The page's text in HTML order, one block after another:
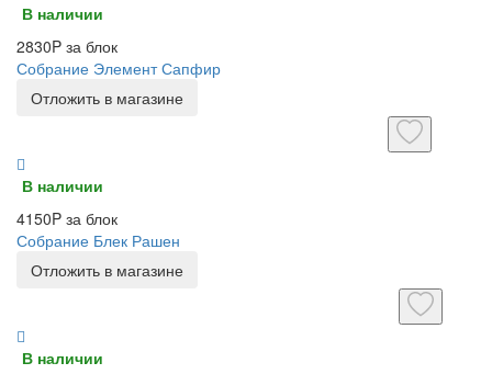
В наличии
2830P за блок
Собрание Элемент Сапфир
Отложить в магазине
В наличии
4150P за блок
Собрание Блек Рашен
Отложить в магазине
В наличии